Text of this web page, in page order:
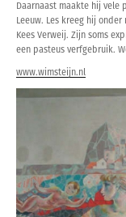
Daarnaast maakte hij vele
Leeuw. Les kreeg hij
Kees Verweij. Zijn soms
een pasteus verfgebruik.
www.wimsteijn.nl